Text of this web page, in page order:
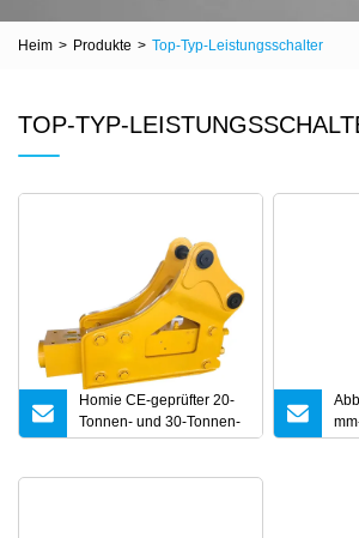
Heim > Produkte > Top-Typ-Leistungsschalter
TOP-TYP-
Homie CE-geprüfter 20-
Tonnen- und 30-Tonnen-
Kastenbagger mit seitlich